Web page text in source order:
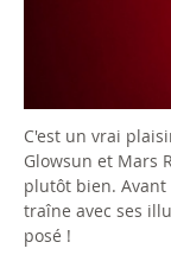
C'est un vrai
Glowsun et Mars
plutôt bien. Avant
traîne avec ses
posé !